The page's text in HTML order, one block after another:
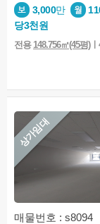
3,000만
당3천원
전용 148.756㎡(45평)ㅣ
상가임대
매물번호 : s8094